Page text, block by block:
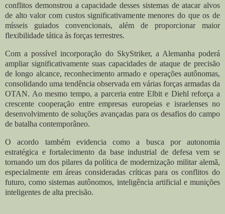
conflitos demonstrou a capacidade desses sistemas de atacar alvos
de alto valor com custos significativamente menores do que os de
mísseis guiados convencionais, além de proporcionar maior
flexibilidade tática às forças terrestres.
Com a possível incorporação do SkyStriker, a Alemanha poderá
ampliar significativamente suas capacidades de ataque de precisão
de longo alcance, reconhecimento armado e operações autônomas,
consolidando uma tendência observada em várias forças armadas da
OTAN. Ao mesmo tempo, a parceria entre Elbit e Diehl reforça a
crescente cooperação entre empresas europeias e israelenses no
desenvolvimento de soluções avançadas para os desafios do campo
de batalha contemporâneo.
O acordo também evidencia como a busca por autonomia
estratégica e fortalecimento da base industrial de defesa vem se
tornando um dos pilares da política de modernização militar alemã,
especialmente em áreas consideradas críticas para os conflitos do
futuro, como sistemas autônomos, inteligência artificial e munições
inteligentes de alta precisão.